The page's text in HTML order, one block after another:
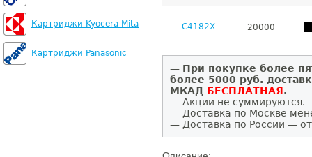
Картриджи Kyocera Mita
Картриджи Panasonic
C4182X 20000
— При покупке более
более 5000 руб.
МКАД БЕСПЛАТНАЯ.
— Акции не суммируются.
— Доставка по Москве
— Доставка по России —